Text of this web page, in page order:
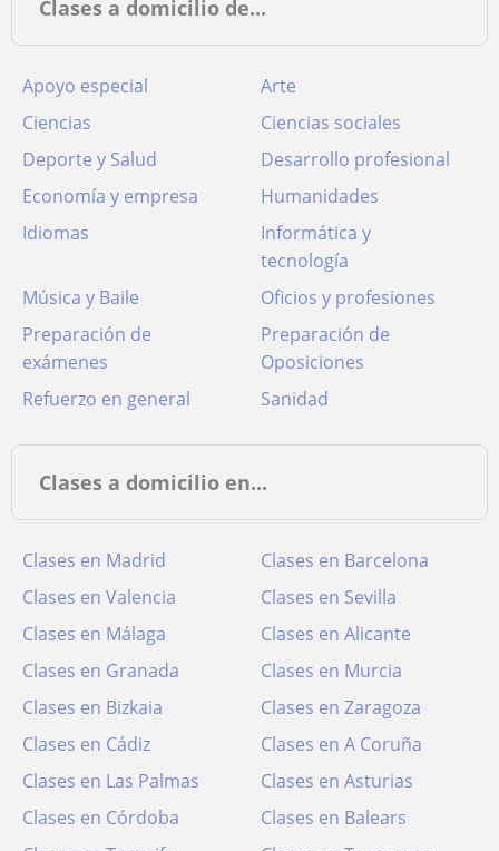
Clases a domicilio de...
Apoyo especial
Arte
Ciencias
Ciencias sociales
Deporte y Salud
Desarrollo profesional
Economía y empresa
Humanidades
Idiomas
Informática y
tecnología
Música y Baile
Oficios y profesiones
Preparación de
exámenes
Preparación de
Oposiciones
Refuerzo en general
Sanidad
Clases a domicilio en...
Clases en Madrid
Clases en Barcelona
Clases en Valencia
Clases en Sevilla
Clases en Málaga
Clases en Alicante
Clases en Granada
Clases en Murcia
Clases en Bizkaia
Clases en Zaragoza
Clases en Cádiz
Clases en A Coruña
Clases en Las Palmas
Clases en Asturias
Clases en Córdoba
Clases en Balears